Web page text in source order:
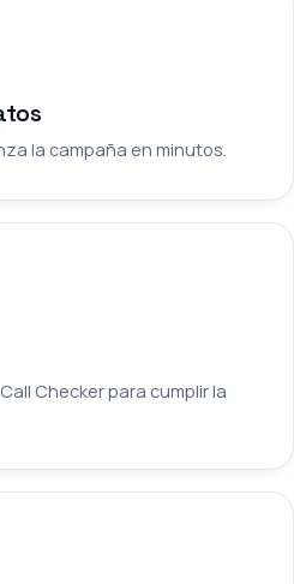
la campaña en minutos.
Checker para cumplir la